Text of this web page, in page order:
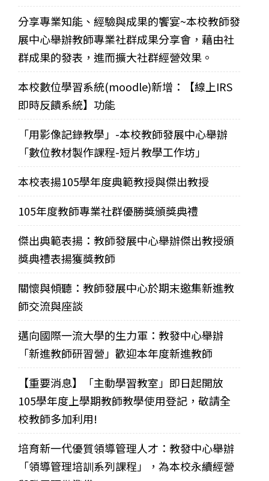
分享專業知能、經驗與成果的饗宴~本校教師發
展中心舉辦教師專業社群成果分享會，藉由社
群成果的發表，進而擴大社群經營效果。
本校數位學習系統(moodle)新增：【線上IRS
即時反饋系統】功能
「用影像記錄教學」-本校教師發展中心舉辦
「數位教材製作課程-短片教學工作坊」
本校表揚105學年度典範教授與傑出教授
105年度教師專業社群優勝獎頒獎典禮
傑出典範表揚：教師發展中心舉辦傑出教授頒
獎典禮表揚獲獎教師
關懷與傾聽：教師發展中心於期末邀集新進教
師交流與座談
邁向國際一流大學的生力軍：教發中心舉辦
「新進教師研習營」歡迎本年度新進教師
【重要消息】「主動學習教室」即日起開放
105學年度上學期教師教學使用登記，敬請全
校教師多加利用!
培育新一代優質領導管理人才：教發中心舉辦
「領導管理培訓系列課程」，為本校永續經營